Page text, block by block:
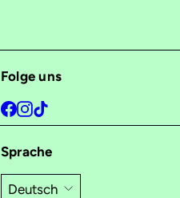
Folge uns
Facebook
Instagram
Sprache
Deutsch